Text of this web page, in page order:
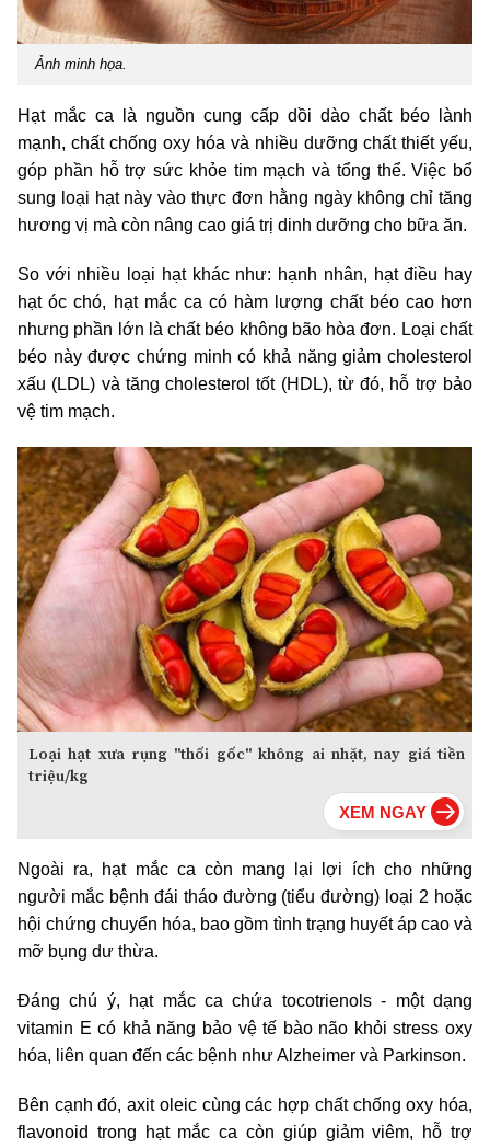
Ảnh minh họa.
Hạt mắc ca là nguồn cung cấp dồi dào chất béo lành
mạnh, chất chống oxy hóa và nhiều dưỡng chất thiết yếu,
góp phần hỗ trợ sức khỏe tim mạch và tổng thể. Việc bổ
sung loại hạt này vào thực đơn hằng ngày không chỉ tăng
hương vị mà còn nâng cao giá trị dinh dưỡng cho bữa ăn.
So với nhiều loại hạt khác như: hạnh nhân, hạt điều hay
hạt óc chó, hạt mắc ca có hàm lượng chất béo cao hơn
nhưng phần lớn là chất béo không bão hòa đơn. Loại chất
béo này được chứng minh có khả năng giảm cholesterol
xấu (LDL) và tăng cholesterol tốt (HDL), từ đó, hỗ trợ bảo
vệ tim mạch.
Loại hạt xưa rụng "thối gốc" không ai nhặt, nay giá tiền
triệu/kg
Ngoài ra, hạt mắc ca còn mang lại lợi ích cho những
người mắc bệnh đái tháo đường (tiểu đường) loại 2 hoặc
hội chứng chuyển hóa, bao gồm tình trạng huyết áp cao và
mỡ bụng dư thừa.
Đáng chú ý, hạt mắc ca chứa tocotrienols - một dạng
vitamin E có khả năng bảo vệ tế bào não khỏi stress oxy
hóa, liên quan đến các bệnh như Alzheimer và Parkinson.
Bên cạnh đó, axit oleic cùng các hợp chất chống oxy hóa,
flavonoid trong hạt mắc ca còn giúp giảm viêm, hỗ trợ